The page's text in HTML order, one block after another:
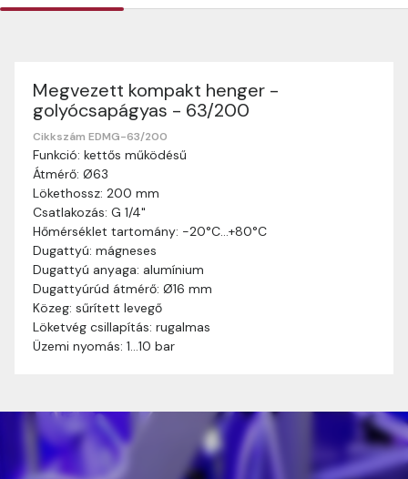
Megvezett kompakt henger -
golyócsapágyas - 63/200
Cikkszám EDMG-63/200
Funkció: kettős működésű
Átmérő: Ø63
Lökethossz: 200 mm
Csatlakozás: G 1/4"
Hőmérséklet tartomány: -20°C…+80°C
Dugattyú: mágneses
Dugattyú anyaga: alumínium
Dugattyúrúd átmérő: Ø16 mm
Közeg: sűrített levegő
Löketvég csillapítás: rugalmas
Üzemi nyomás: 1…10 bar
Szállítási információk
Nagyon köszönjük, hogy webshopunkat választottátok
vásárlásaitokhoz. Az alábbiakban megtaláljátok szállítási
információinkat, hogy a vásárlásotok gördülékenyen és
zökkenőmentesen történhessen.
Szállítási idő:
munkanapon belül kézbesítjük. Amennyiben
valamilyen okból kifolyólag a szállítás hosszabb
ideig tart, előre értesítünk benneteket.
Szállítási díj: A szállítási díj függ a termék súlyától
és a szállítási cím távolságától. A pontos szállítási
díjat a vásárlás folyamata során megtekinthetitek,
mielőtt a rendelést véglegesítitek.